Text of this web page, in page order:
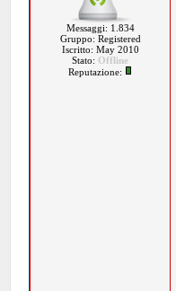
Messaggi: 1.834
Gruppo: Registered
Iscritto: May 2010
Stato: Offline
Reputazione: